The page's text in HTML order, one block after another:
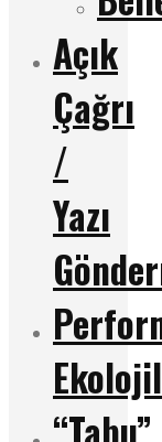
Açık
Çağrı
/
Yazı